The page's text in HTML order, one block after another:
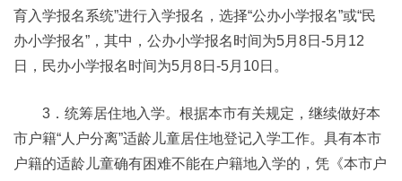
育入学报名系统”进行入学报名，选择“公办小学报名”或“民
办小学报名”，其中，公办小学报名时间为5月8日-5月12
日，民办小学报名时间为5月8日-5月10日。
3．统筹居住地入学。根据本市有关规定，继续做好本
市户籍“人户分离”适龄儿童居住地登记入学工作。具有本市
户籍的适龄儿童确有困难不能在户籍地入学的，凭《本市户